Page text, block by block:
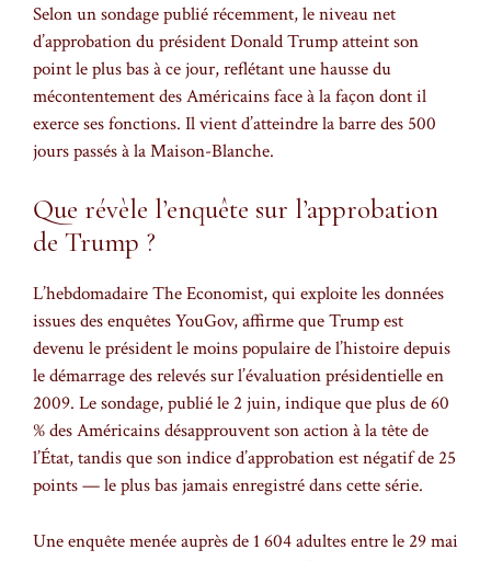
Selon un sondage publié récemment, le niveau net
d’approbation du président Donald Trump atteint son
point le plus bas à ce jour, reflétant une hausse du
mécontentement des Américains face à la façon dont il
exerce ses fonctions. Il vient d’atteindre la barre des 500
jours passés à la Maison-Blanche.
Que révèle l’enquête sur l’approbation
de Trump ?
L’hebdomadaire The Economist, qui exploite les données
issues des enquêtes YouGov, affirme que Trump est
devenu le président le moins populaire de l’histoire depuis
le démarrage des relevés sur l’évaluation présidentielle en
2009. Le sondage, publié le 2 juin, indique que plus de 60
% des Américains désapprouvent son action à la tête de
l’État, tandis que son indice d’approbation est négatif de 25
points — le plus bas jamais enregistré dans cette série.
Une enquête menée auprès de 1 604 adultes entre le 29 mai